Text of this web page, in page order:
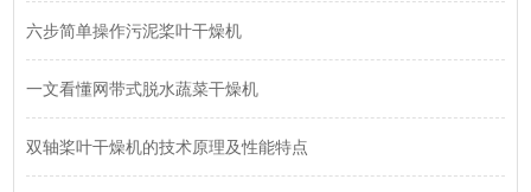
六步简单操作污泥桨叶干燥机
一文看懂网带式脱水蔬菜干燥机
双轴桨叶干燥机的技术原理及性能特点